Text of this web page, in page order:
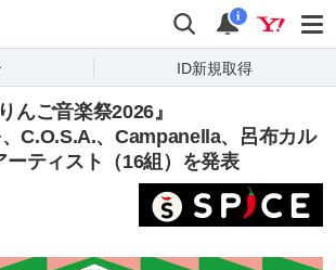
検索 通知
i
ID新規取得
んご音楽祭2026』
C.O.S.A.、Campanella、呂布カル
ーティスト（16組）を発表